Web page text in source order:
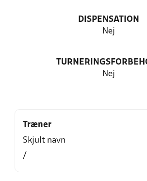
DISPENSATION
Nej
Nej
Træner
Skjult navn
/